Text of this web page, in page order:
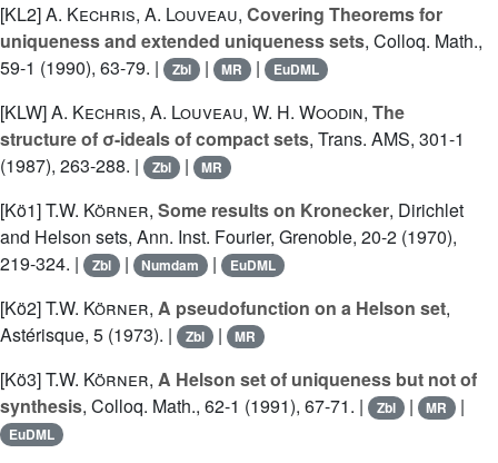
[KL2]A. Kechris, A. Louveau, Covering Theorems for
uniqueness and extended uniqueness sets, Colloq. Math.,
59-1 (1990), 63-79. |
Zbl | MR | EuDML
[KLW]A. Kechris, A. Louveau, W. H. Woodin, The
structure of σ-ideals of compact sets, Trans. AMS, 301-1
(1987), 263-288. |
Zbl | MR
[Kö1]T.W. Körner, Some results on Kronecker, Dirichlet
and Helson sets, Ann. Inst. Fourier, Grenoble, 20-2 (1970),
219-324. |
Zbl | Numdam | EuDML
[Kö2]T.W. Körner, A pseudofunction on a Helson set,
Astérisque, 5 (1973). |
Zbl | MR
[Kö3]T.W. Körner, A Helson set of uniqueness but not of
synthesis, Colloq. Math., 62-1 (1991), 67-71. | Zbl | MR |
EuDML